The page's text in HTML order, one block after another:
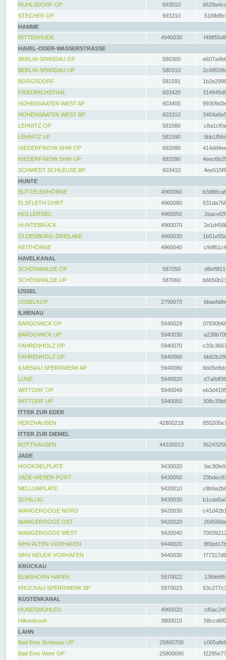
RUHLSDORF OP
693010
STECHER OP
693210
HAMME
RITTERHUDE
4940030
HAVEL-ODER-WASSERSTRASSE
BERLIN-SPANDAU OP
580300
BERLIN-SPANDAU UP
580310
BORGSDORF
581591
FRIEDRICHSTHAL
603420
HOHENSAATEN WEST AP
603400
HOHENSAATEN WEST BP
603310
LEHNITZ OP
581580
LEHNITZ UP
581590
NIEDERFINOW SHW OP
692080
NIEDERFINOW SHW UP
692090
SCHWEDT SCHLEUSE BP
603410
HUNTE
BUTTELERHÖRNE
4960060
ELSFLETH OHRT
4960080
HOLLERSIEL
4960050
HUNTEBRÜCK
4960070
OLDENBURG-DRIELAKE
4960030
REITHÖRNE
4960040
HAVELKANAL
SCHÖNWALDE OP
587050
SCHÖNWALDE UP
587060
IJSSEL
IJSSELKOP
2790070
ILMENAU
BARDOWICK OP
5940029
BARDOWICK UP
5940030
FAHRENHOLZ OP
5940070
FAHRENHOLZ UP
5940060
ILMENAU SPERRWERK AP
5940080
LÜNE
5940020
WITTORF OP
5940049
WITTORF UP
5940050
ITTER ZUR EDER
HERZHAUSEN
42800218
ITTER ZUR DIEMEL
KOTTHAUSEN
44100013
JADE
HOOKSIELPLATE
9430020
JADE-WESER-PORT
9430050
MELLUMPLATE
9420010
SCHILLIG
9430030
WANGEROOGE NORD
9420030
WANGEROOGE OST
9420020
WANGEROOGE WEST
9420040
WHV ALTER VORHAFEN
9440020
WHV NEUER VORHAFEN
9440030
KRÜCKAU
ELMSHORN HAFEN
5970022
KRÜCKAU-SPERRWERK BP
5970023
KÜSTENKANAL
HUNDSMÜHLEN
4960020
Hilkenbrook
3800010
LAHN
Bad Ems Schleuse UP
25800700
Bad Ems Wehr OP
25800690